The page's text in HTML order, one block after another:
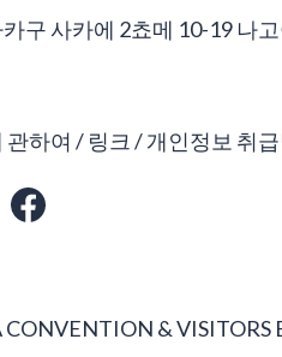
구 사카에 2쵸메 10-19 나
관하여 링크 개인정보 취
& VISITORS